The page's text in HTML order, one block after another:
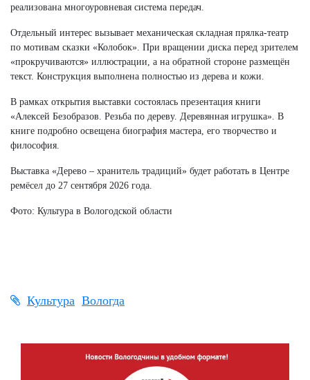
реализована многоуровневая система передач.
Отдельный интерес вызывает механическая складная прялка-театр
по мотивам сказки «Колобок». При вращении диска перед зрителем
«прокручиваются» иллюстрации, а на обратной стороне размещён
текст. Конструкция выполнена полностью из дерева и кожи.
В рамках открытия выставки состоялась презентация книги
«Алексей Безобразов. Резьба по дереву. Деревянная игрушка». В
книге подробно освещена биография мастера, его творчество и
философия.
Выставка «Дерево – хранитель традиций» будет работать в Центре
ремёсел до 27 сентября 2026 года.
Фото: Культура в Вологодской области
Культура Вологда